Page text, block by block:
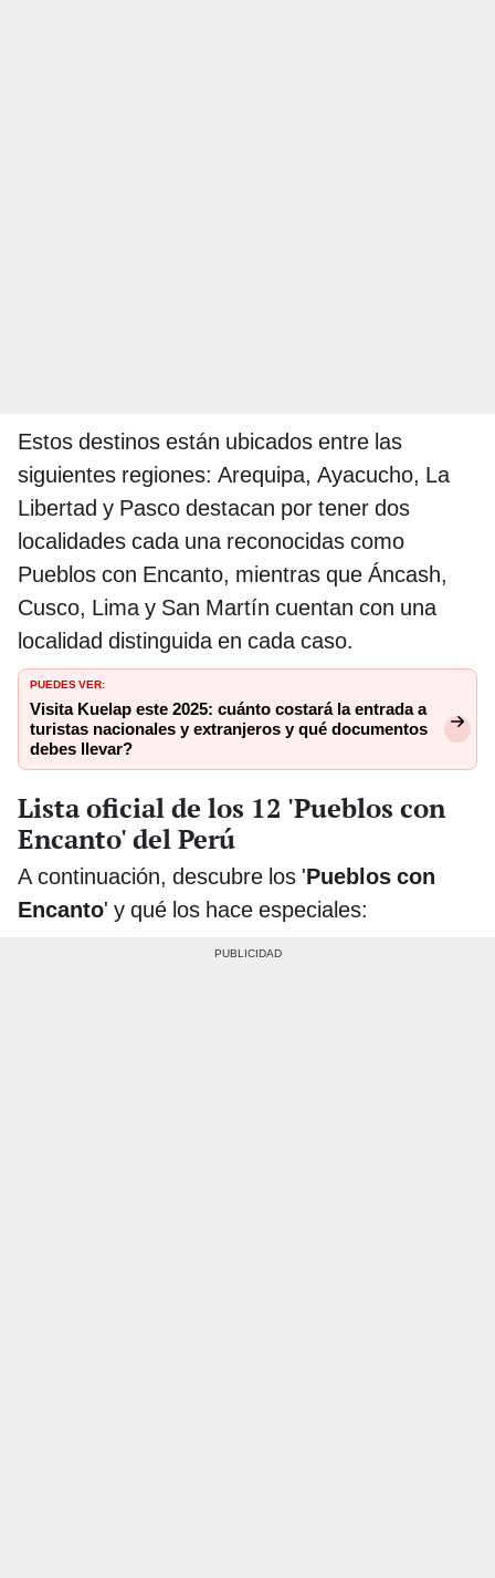
Estos destinos están ubicados entre las
siguientes regiones: Arequipa, Ayacucho, La
Libertad y Pasco destacan por tener dos
localidades cada una reconocidas como
Pueblos con Encanto, mientras que Áncash,
Cusco, Lima y San Martín cuentan con una
localidad distinguida en cada caso.
PUEDES VER:
Visita Kuelap este 2025: cuánto costará la entrada a
turistas nacionales y extranjeros y qué documentos
debes llevar?
Lista oficial de los 12 'Pueblos con
Encanto' del Perú
A continuación, descubre los 'Pueblos con
Encanto' y qué los hace especiales: